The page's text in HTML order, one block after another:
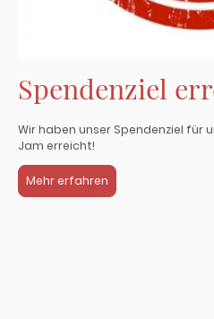
Spendenziel
Wir haben unser Spendenziel für
Jam erreicht!
Mehr erfahren